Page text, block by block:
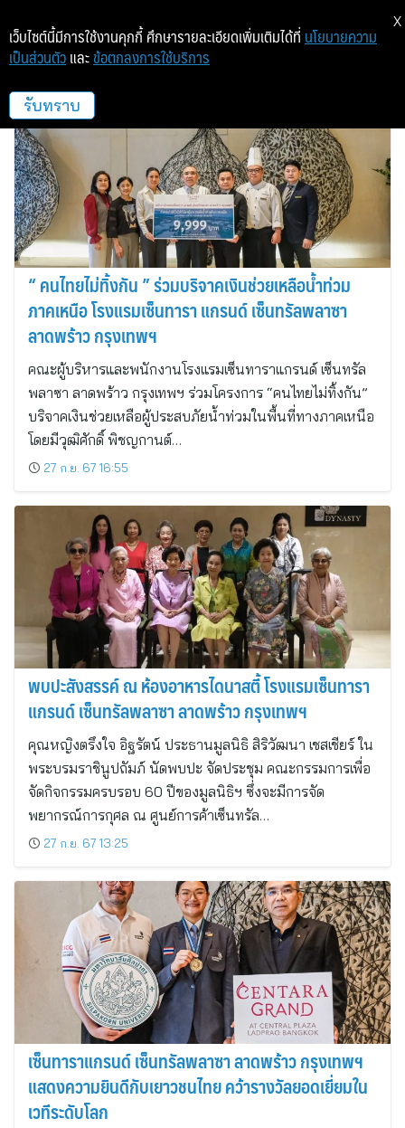
Centara Grand Ladprao
“ คนไทยไม่ทิ้งกัน ” ร่วมบริจาคเงินช่วยเหลือน้ำท่วม
ภาคเหนือ โรงแรมเซ็นทารา แกรนด์ เซ็นทรัลพลาซา
ลาดพร้าว กรุงเทพฯ
คณะผู้บริหารและพนักงานโรงแรมเซ็นทาราแกรนด์ เซ็นทรัล
พลาซา ลาดพร้าว กรุงเทพฯ ร่วมโครงการ “คนไทยไม่ทิ้งกัน”
บริจาคเงินช่วยเหลือผู้ประสบภัยน้ำท่วมในพื้นที่ทางภาคเหนือ
โดยมีวุฒิศักดิ์ พิชญกานต์…
27 ก.ย. 67 16:55
พบปะสังสรรค์ ณ ห้องอาหารไดนาสตี้ โรงแรมเซ็นทารา
แกรนด์ เซ็นทรัลพลาซา ลาดพร้าว กรุงเทพฯ
คุณหญิงตรึงใจ อิฐรัตน์ ประธานมูลนิธิ สิริวัฒนา เชสเชียร์ ใน
พระบรมราชินูปถัมภ์ นัดพบปะ จัดประชุม คณะกรรมการเพื่อ
จัดกิจกรรมครบรอบ 60 ปีของมูลนิธิฯ ซึ่งจะมีการจัด
พยากรณ์การกุศล ณ ศูนย์การค้าเซ็นทรัล…
27 ก.ย. 67 13:25
เซ็นทาราแกรนด์ เซ็นทรัลพลาซา ลาดพร้าว กรุงเทพฯ
แสดงความยินดีกับเยาวชนไทย คว้ารางวัลยอดเยี่ยมใน
เวทีระดับโลก
เว็บไซต์นี้มีการใช้งานคุกกี้ ศึกษารายละเอียดเพิ่มเติมได้ที่ นโยบายความ
เป็นส่วนตัว และ ข้อตกลงการใช้บริการ
รับทราบ
X